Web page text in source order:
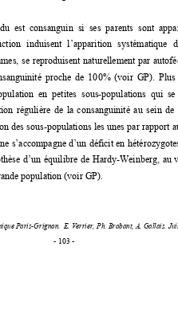
est consanguin si ses parents sont
induisent l’ apparition systématique
se reproduisent naturellement par
proche de 100% (voir GP).
en petites sous-populations qui
régulière de la consanguinité au sein
des sous-populations les unes par rapport
s’accompagne d’un déficit en
d’un équilibre de Hardy-Weinberg, au
population (voir GP).
Paris-Grignon. E. Verrier, Ph. Brabant, A. Gallais.
- 103 -